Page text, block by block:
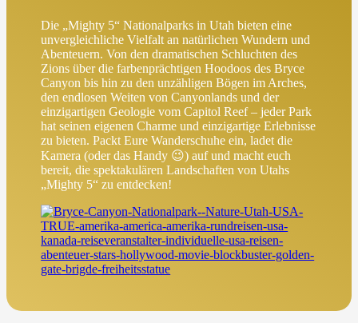
Die „Mighty 5“ Nationalparks in Utah bieten eine
unvergleichliche Vielfalt an natürlichen Wundern und
Abenteuern. Von den dramatischen Schluchten des
Zions über die farbenprächtigen Hoodoos des Bryce
Canyon bis hin zu den unzähligen Bögen im Arches,
den endlosen Weiten von Canyonlands und der
einzigartigen Geologie vom Capitol Reef – jeder Park
hat seinen eigenen Charme und einzigartige Erlebnisse
zu bieten. Packt Eure Wanderschuhe ein, ladet die
Kamera (oder das Handy 😉) auf und macht euch
bereit, die spektakulären Landschaften von Utahs
„Mighty 5“ zu entdecken!